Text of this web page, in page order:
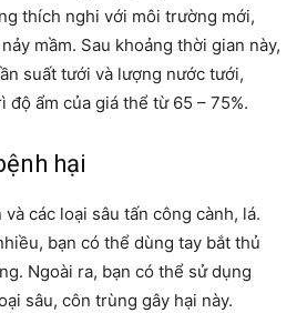
thích nghi với môi trường mới,
mầm. Sau khoảng thời gian này,
suất tưới và lượng nước tưới,
độ ẩm của giá thể từ 65 – 75%.
hại
các loại sâu tấn công cành, lá.
bạn có thể dùng tay bắt thủ
Ngoài ra, bạn có thể sử dụng
sâu, côn trùng gây hại này.